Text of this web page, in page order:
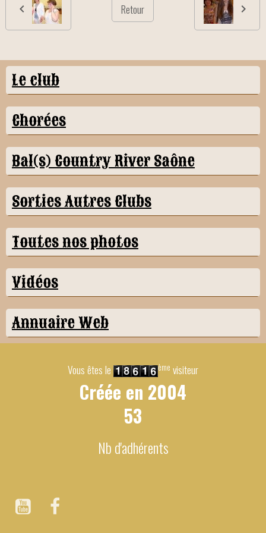
Retour
Le club
Chorées
Bal(s) Country River Saône
Sorties Autres Clubs
Toutes nos photos
Vidéos
Annuaire Web
Vous êtes le ème visiteur
Créée en 2004
53
Nb d'adhérents